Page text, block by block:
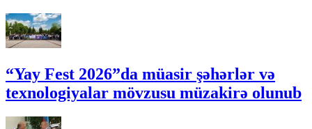
“Yay Fest 2026”da müasir şəhərlər və
texnologiyalar mövzusu müzakirə olunub